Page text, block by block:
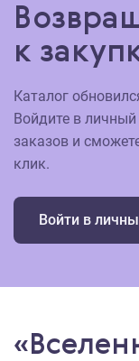
к
Каталог
Войдите в
заказов и
клик.
Войти в